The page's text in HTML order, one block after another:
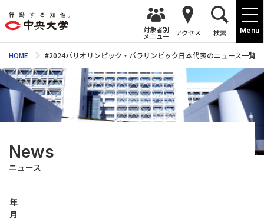
Menu
対象者別
メニュー アクセス 検索
HOME #2024パリオリンピック・パラリンピック日本代表のニュース一覧
News
ニュース
年
月